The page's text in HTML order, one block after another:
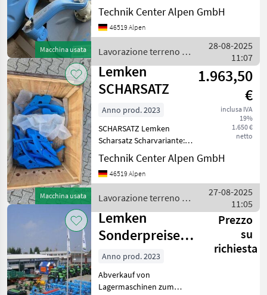
Macchina usata
Düngereinleger
Lavorazione terreno Altri
attrezzi per lavorazione
Technik Center Alpen GmbH
46519 Alpen
Lavorazione terreno /
Lemken
28-08-2025
11:07
Macchina usata
Lemken
SCHARSATZ
1.963,50
€
inclusa IVA
19%
1.650 €
netto
Anno prod. 2023
SCHARSATZ Lemken
Scharsatz Scharvariante:
K8H + KL8 passend zum
Lemken Karat 10/300 (10
Stk.) 010 leicht gebraucht
attrezzi per lavora
Technik Center Alpen GmbH
46519 Alpen
Lavorazione terreno /
Lemken
27-08-2025
11:05
Lemken
Sonderpreise
auf
Lagermaschinen
Prezzo
su
richiesta
Anno prod. 2023
Abverkauf von
Lagermaschinen zum